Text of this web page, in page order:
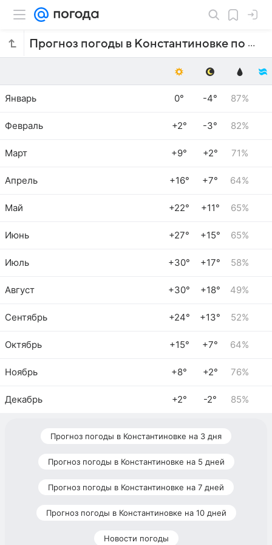
Прогноз погоды в Константиновке по месяцам
Январь 0° -4° 87%
Февраль +2° -3° 82%
Март +9° +2° 71%
Апрель +16° +7° 64%
Май +22° +11° 65%
Июнь +27° +15° 65%
Июль +30° +17° 58%
Август +30° +18° 49%
Сентябрь +24° +13° 52%
Октябрь +15° +7° 64%
Ноябрь +8° +2° 76%
Декабрь +2° -2° 85%
Прогноз погоды в Константиновке на 3 дня
Прогноз погоды в Константиновке на 5 дней
Прогноз погоды в Константиновке на 7 дней
Прогноз погоды в Константиновке на 10 дней
Новости погоды